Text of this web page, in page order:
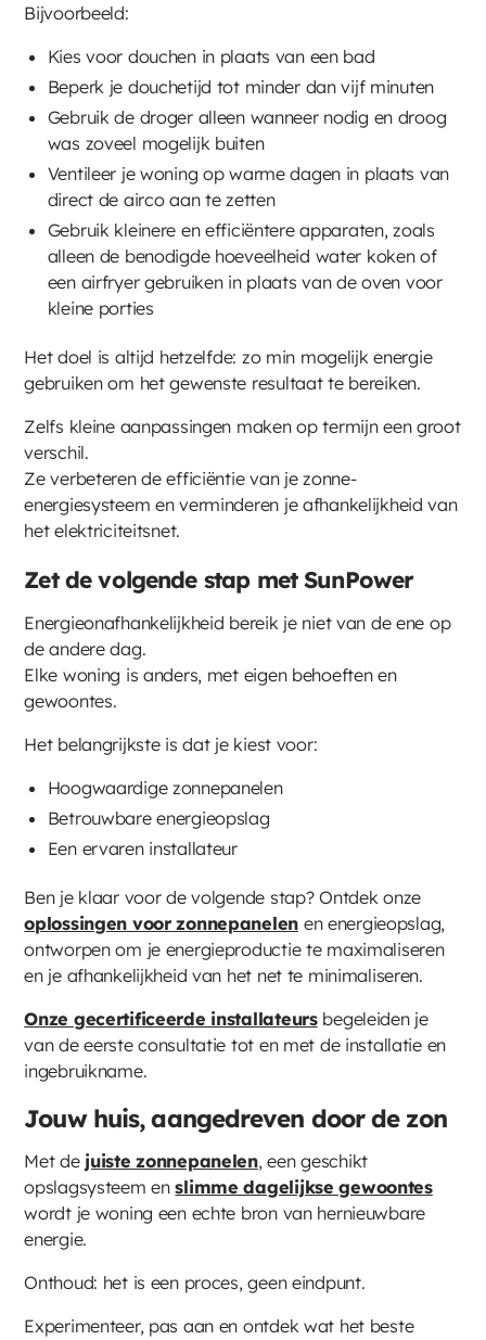
Bijvoorbeeld:
Kies voor douchen in plaats van een bad
Beperk je douchetijd tot minder dan vijf minuten
Gebruik de droger alleen wanneer nodig en droog
was zoveel mogelijk buiten
Ventileer je woning op warme dagen in plaats van
direct de airco aan te zetten
Gebruik kleinere en efficiëntere apparaten, zoals
alleen de benodigde hoeveelheid water koken of
een airfryer gebruiken in plaats van de oven voor
kleine porties
Het doel is altijd hetzelfde: zo min mogelijk energie
gebruiken om het gewenste resultaat te bereiken.
Zelfs kleine aanpassingen maken op termijn een groot
verschil.
Ze verbeteren de efficiëntie van je zonne-
energiesysteem en verminderen je afhankelijkheid van
het elektriciteitsnet.
Zet de volgende stap met SunPower
Energieonafhankelijkheid bereik je niet van de ene op
de andere dag.
Elke woning is anders, met eigen behoeften en
gewoontes.
Het belangrijkste is dat je kiest voor:
Hoogwaardige zonnepanelen
Betrouwbare energieopslag
Een ervaren installateur
Ben je klaar voor de volgende stap? Ontdek onze
oplossingen voor zonnepanelen en energieopslag,
ontworpen om je energieproductie te maximaliseren
en je afhankelijkheid van het net te minimaliseren.
Onze gecertificeerde installateursbegeleiden je
van de eerste consultatie tot en met de installatie en
ingebruikname.
Jouw huis, aangedreven door de zon
Met de juiste zonnepanelen, een geschikt
opslagsysteem enslimme dagelijkse gewoontes
wordt je woning een echte bron van hernieuwbare
energie.
Onthoud: het is een proces, geen eindpunt.
Experimenteer, pas aan en ontdek wat het beste